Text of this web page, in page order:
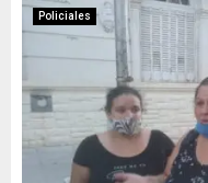
Policiales